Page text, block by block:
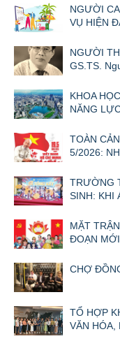
NGƯỜI
VỤ HIỆN
NGƯỜI
GS.TS.
KHOA
NĂNG
TOÀN
5/2026:
TRƯỜNG
SINH: KHI
MẶT
ĐOẠN
CHỢ
TỔ HỢP
VĂN HÓA,